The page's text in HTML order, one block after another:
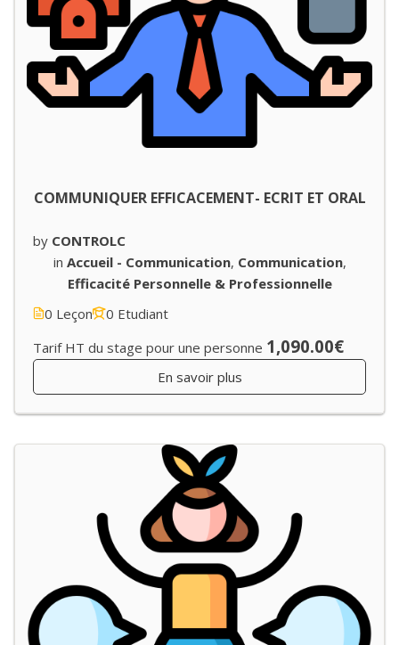
COMMUNIQUER EFFICACEMENT- ECRIT ET ORAL
by CONTROLC
in Accueil - Communication, Communication,
Efficacité Personnelle & Professionnelle
0 Leçon
0 Etudiant
Tarif HT du stage pour une personne 1,090.00€
En savoir plus